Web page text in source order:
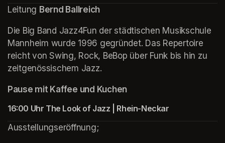
Leitung Bernd Ballreich
Die Big Band Jazz4Fun der städtischen Musikschule
Mannheim wurde 1996 gegründet. Das Repertoire
reicht von Swing, Rock, BeBop über Funk bis hin zu
zeitgenössischem Jazz.
Pause mit Kaffee und Kuchen
16:00 Uhr The Look of Jazz | Rhein-Neckar
Ausstellungseröffnung;